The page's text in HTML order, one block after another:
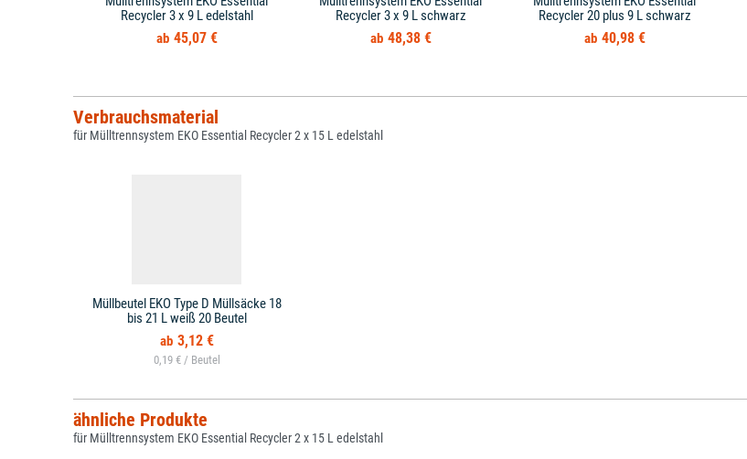
Recycler 3 x 9 L edelstahl
45,07 €
Recycler 3 x 9 L schwarz
48,38 €
Recycler 20 plus 9 L schwarz
40,98 €
Verbrauchsmaterial
für Mülltrennsystem EKO Essential Recycler 2 x 15 L edelstahl
Müllbeutel EKO Type D Müllsäcke 18
bis 21 L weiß 20 Beutel
3,12 €
0,19 € /
ähnliche Produkte
für Mülltrennsystem EKO Essential Recycler 2 x 15 L edelstahl